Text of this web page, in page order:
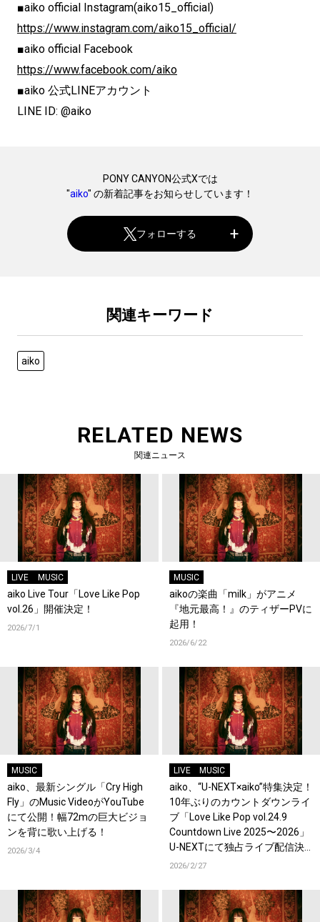
■aiko official Instagram(aiko15_official)
https://www.instagram.com/aiko15_official/
■aiko official Facebook
https://www.facebook.com/aiko
■aiko 公式LINEアカウント
LINE ID: @aiko
PONY CANYON公式Xでは
"aiko" の新着記事をお知らせしています！
フォローする
関連キーワード
aiko
RELATED NEWS
関連ニュース
LIVE MUSIC
aiko Live Tour「Love Like Pop
vol.26」開催決定！
2026/7/1
MUSIC
aikoの楽曲「milk」がアニメ
『地元最高！』のティザーPVに
起用！
2026/6/22
MUSIC
aiko、最新シングル「Cry High
Fly」のMusic VideoがYouTube
にて公開！幅72mの巨大ビジョ
ンを背に歌い上げる！
2026/3/4
LIVE MUSIC
aiko、“U-NEXT×aiko”特集決定！
10年ぶりのカウントダウンライ
ブ「Love Like Pop vol.24.9
Countdown Live 2025〜2026」
U-NEXTにて独占ライブ配信決
定！過去ライブ映像一挙配信ス
2026/2/27